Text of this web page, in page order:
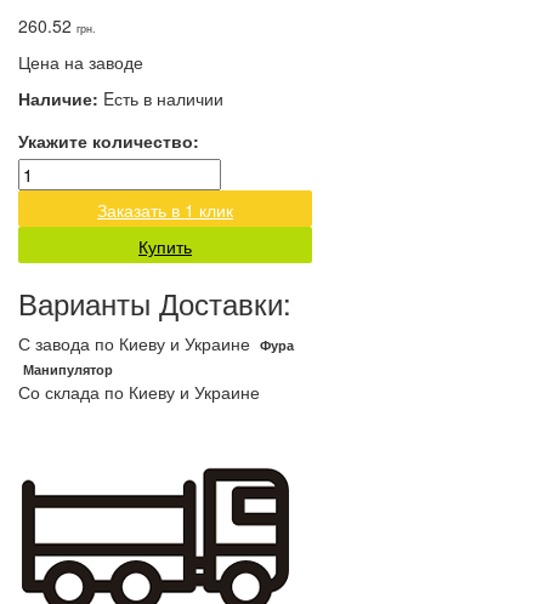
260.52 грн.
Цена на заводе
Наличие: Eсть в наличии
Укажите количество:
Заказать в 1 клик
Купить
Варианты Доставки:
С завода по Киеву и Украине Фура
Манипулятор
Со склада по Киеву и Украине